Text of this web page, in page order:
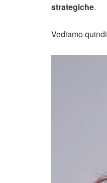
strategiche.
Vediamo quindi